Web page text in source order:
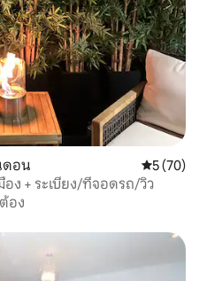
ดอน คะแนนเฉลี่
5 (70)
ง + ระเบียง/ที่จอดรถ/วิว
อง